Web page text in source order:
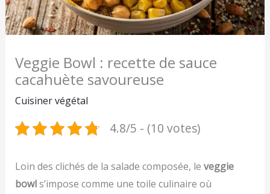
Veggie Bowl : recette de sauce
cacahuète savoureuse
Cuisiner végétal
4.8/5 - (10 votes)
Loin des clichés de la salade composée, le veggie
bowls’impose comme une toile culinaire où